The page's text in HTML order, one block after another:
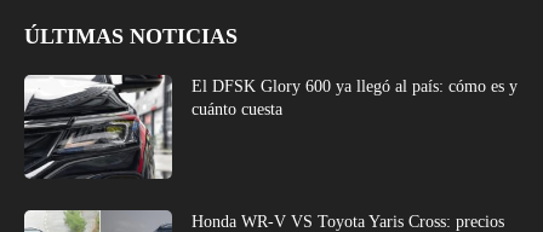
ÚLTIMAS NOTICIAS
El DFSK Glory 600 ya llegó al país: cómo es y
cuánto cuesta
Honda WR-V VS Toyota Yaris Cross: precios